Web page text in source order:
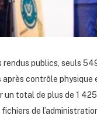
publics, seuls
contrôle physique
un total de plus de 1
de